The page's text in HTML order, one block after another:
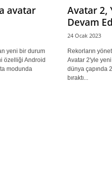
avatar
yeni bir durum
özelliği Android
modunda
Avatar 2,
Devam
24 Ocak 2023
Rekorların
Avatar 2'yle yeni
dünya çapında
bıraktı...